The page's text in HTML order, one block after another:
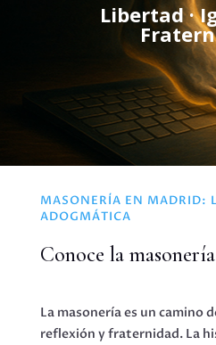
Libertad ·
MASONERÍA EN MADRID:
ADOGMÁTICA
Conoce la
La masonería es un camino
reflexión y fraternidad. La